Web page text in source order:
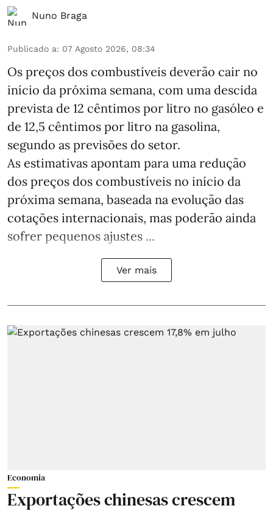
Nuno Braga
Publicado a: 07 Agosto 2026, 08:34
Os preços dos combustíveis deverão cair no
início da próxima semana, com uma descida
prevista de 12 cêntimos por litro no gasóleo e
de 12,5 cêntimos por litro na gasolina,
segundo as previsões do setor.
As estimativas apontam para uma redução
dos preços dos combustíveis no início da
próxima semana, baseada na evolução das
cotações internacionais, mas poderão ainda
sofrer pequenos ajustes ...
Ver mais
Economia
Exportações chinesas crescem